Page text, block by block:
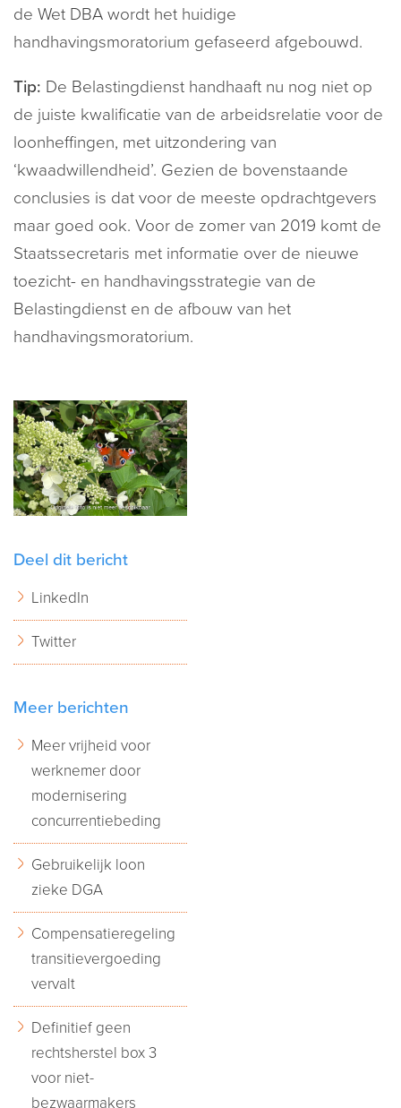
de Wet DBA wordt het huidige
handhavingsmoratorium gefaseerd afgebouwd.
Tip: De Belastingdienst handhaaft nu nog niet op
de juiste kwalificatie van de arbeidsrelatie voor de
loonheffingen, met uitzondering van
‘kwaadwillendheid’. Gezien de bovenstaande
conclusies is dat voor de meeste opdrachtgevers
maar goed ook. Voor de zomer van 2019 komt de
Staatssecretaris met informatie over de nieuwe
toezicht- en handhavingsstrategie van de
Belastingdienst en de afbouw van het
handhavingsmoratorium.
Deel dit bericht
LinkedIn
Twitter
Meer berichten
Meer vrijheid voor
werknemer door
modernisering
concurrentiebeding
Gebruikelijk loon
zieke DGA
Compensatieregeling
transitievergoeding
vervalt
Definitief geen
rechtsherstel box 3
voor niet-
bezwaarmakers